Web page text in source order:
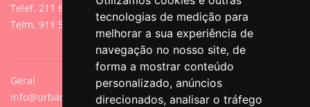
tecnologias de medição para
melhorar a sua experiência de
navegação no nosso site, de
forma a mostrar conteúdo
personalizado, anúncios
direcionados, analisar o tráfego
Telef. 211 640 788 (Chamada para rede fixa nacional)
Telm. 911 571 542 (Chamada para rede móvel nacional)
Geral
info@urbanpets.pt